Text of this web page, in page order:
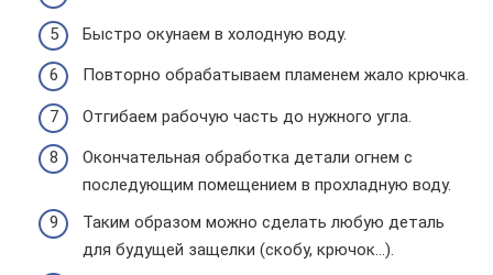
Быстро окунаем в холодную воду.
Повторно обрабатываем пламенем жало крючка.
Отгибаем рабочую часть до нужного угла.
Окончательная обработка детали огнем с
последующим помещением в прохладную воду.
Таким образом можно сделать любую деталь
для будущей защелки (скобу, крючок…).